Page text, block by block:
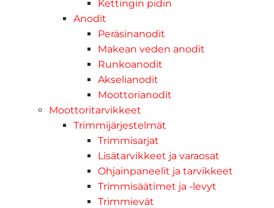
Kettingin pidin
Anodit
Peräsinanodit
Makean veden anodit
Runkoanodit
Akselianodit
Moottorianodit
Moottoritarvikkeet
Trimmijärjestelmät
Trimmisarjat
Lisätarvikkeet ja varaosat
Ohjainpaneelit ja tarvikkeet
Trimmisäätimet ja -levyt
Trimmievät